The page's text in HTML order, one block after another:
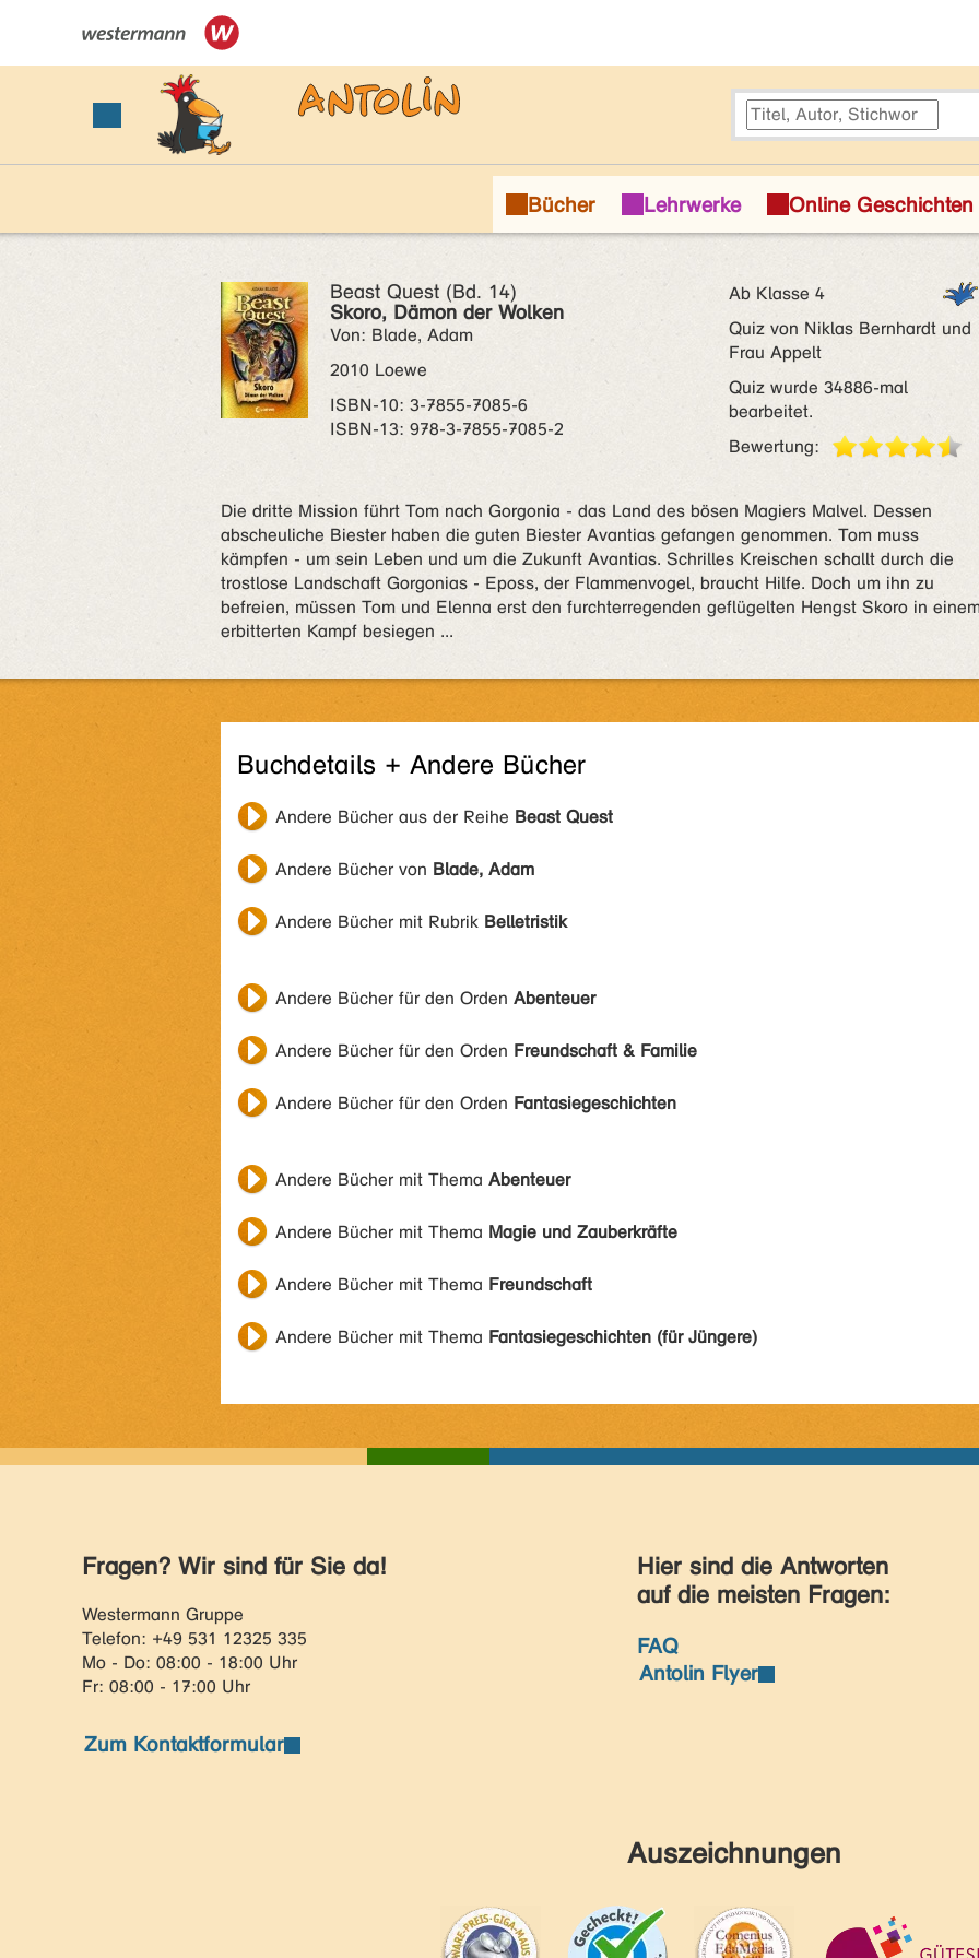
Beast Quest (Bd. 14)
Skoro, Dämon der Wolken
Von: Blade, Adam
2010 Loewe
ISBN‑10: 3-7855-7085-6
ISBN‑13: 978-3-7855-7085-2
Ab Klasse 4
Quiz von Niklas Bernhardt und
Frau Appelt
Quiz wurde 34886-mal
bearbeitet.
Bewertung:
Die dritte Mission führt Tom nach Gorgonia - das Land des bösen Magiers Malvel. Dessen
abscheuliche Biester haben die guten Biester Avantias gefangen genommen. Tom muss
kämpfen - um sein Leben und um die Zukunft Avantias. Schrilles Kreischen schallt durch die
trostlose Landschaft Gorgonias - Eposs, der Flammenvogel, braucht Hilfe. Doch um ihn zu
befreien, müssen Tom und Elenna erst den furchterregenden geflügelten Hengst Skoro in
erbitterten Kampf besiegen ...
Buchdetails + Andere Bücher
Andere Bücher aus der Reihe Beast Quest
Andere Bücher von Blade, Adam
Andere Bücher mit Rubrik Belletristik
Andere Bücher für den Orden Abenteuer
Andere Bücher für den Orden Freundschaft & Familie
Andere Bücher für den Orden Fantasiegeschichten
Andere Bücher mit Thema Abenteuer
Andere Bücher mit Thema Magie und Zauberkräfte
Andere Bücher mit Thema Freundschaft
Andere Bücher mit Thema Fantasiegeschichten (für Jüngere)